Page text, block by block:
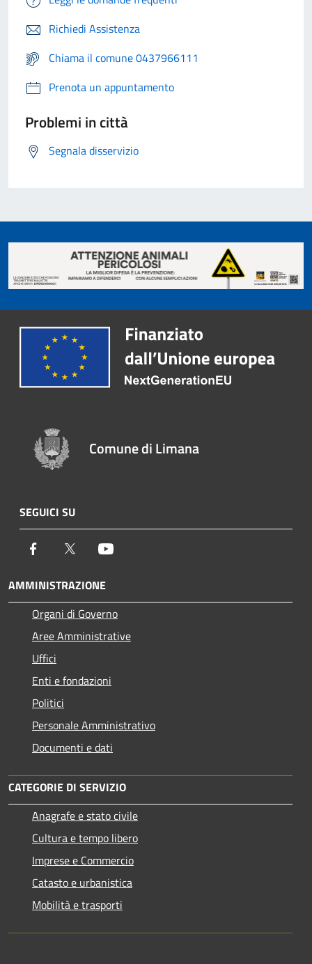
Richiedi Assistenza
Chiama il comune 0437966111
Prenota un appuntamento
Problemi in città
Segnala disservizio
Comune di Limana
SEGUICI SU
Facebook Twitter
AMMINISTRAZIONE
Organi di Governo
Aree Amministrative
Uffici
Enti e fondazioni
Politici
Personale Amministrativo
Documenti e dati
CATEGORIE DI SERVIZIO
Anagrafe e stato civile
Cultura e tempo libero
Imprese e Commercio
Catasto e urbanistica
Mobilità e trasporti